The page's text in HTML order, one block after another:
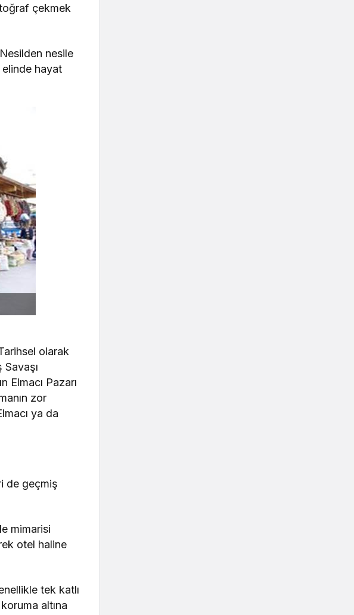
çekmek
nesile
elinde hayat
olarak
Elmacı Pazarı
zor
ya da
de geçmiş
mimarisi
otel haline
tek katlı
altına